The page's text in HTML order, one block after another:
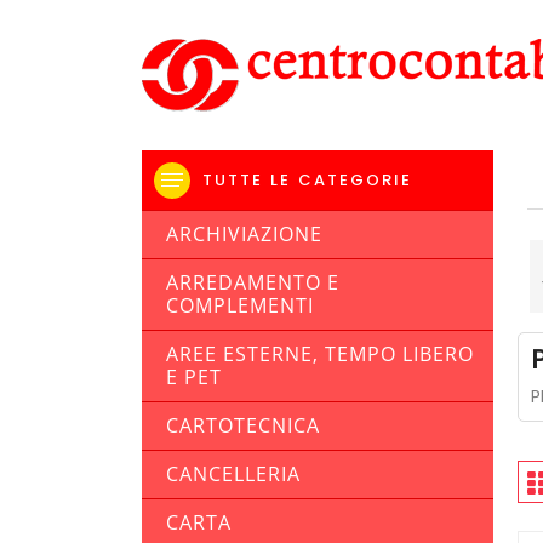
TUTTE LE CATEGORIE
ARCHIVIAZIONE
ARREDAMENTO E
COMPLEMENTI
AREE ESTERNE, TEMPO LIBERO
E PET
CARTOTECNICA
CANCELLERIA
CARTA